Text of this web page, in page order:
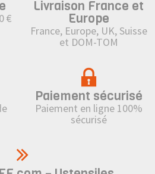
€
Livraison France et
Europe
France, Europe, UK, Suisse
et DOM-TOM
Paiement sécurisé
Paiement en ligne 100%
sécurisé